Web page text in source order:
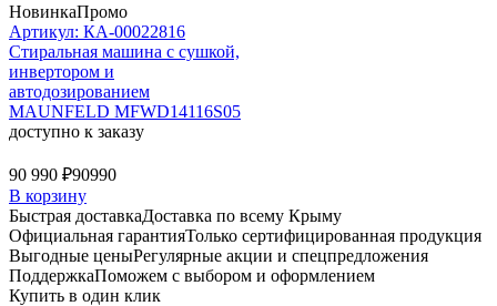
НовинкаПромо
Артикул: КА-00022816
Стиральная машина c сушкой,
инвертором и
автодозированием
MAUNFELD MFWD14116S05
доступно к заказу
90 990 ₽90990
В корзину
Быстрая доставкаДоставка по всему Крыму
Официальная гарантияТолько сертифицированная продукция
Выгодные ценыРегулярные акции и спецпредложения
ПоддержкаПоможем с выбором и оформлением
Купить в один клик